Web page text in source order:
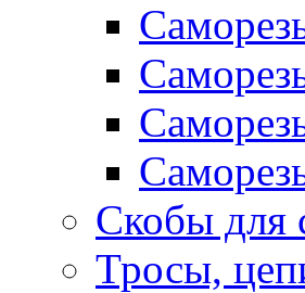
Скобы для
Тросы,